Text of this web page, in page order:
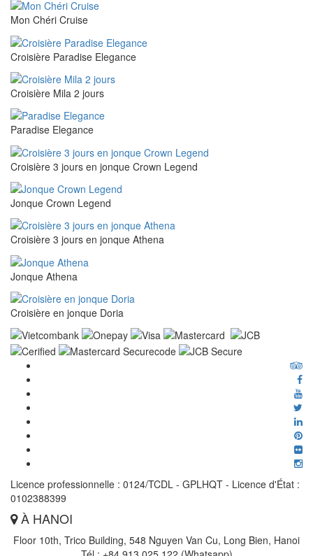
Mon Chéri Cruise
Croisière Paradise Elegance
Croisière Mila 2 jours
Paradise Elegance
Croisière 3 jours en jonque Crown Legend
Jonque Crown Legend
Croisière 3 jours en jonque Athena
Jonque Athena
Croisière en jonque Doria
Licence professionnelle : 0124/TCDL - GPLHQT - Licence d'État :
0102388399
À HANOI
Floor 10th, Trico Building, 548 Nguyen Van Cu, Long Bien, Hanoi